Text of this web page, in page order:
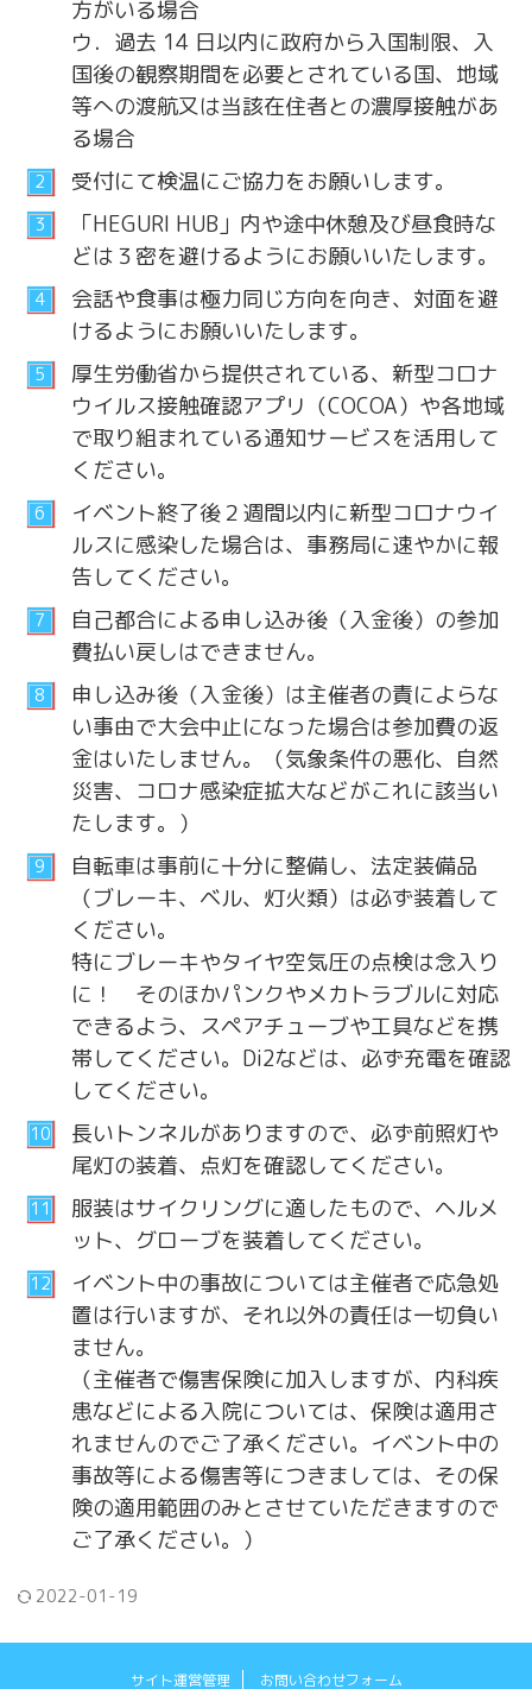
方がいる場合
ウ．過去 14 日以内に政府から入国制限、入
国後の観察期間を必要とされている国、地域
等への渡航又は当該在住者との濃厚接触があ
る場合
受付にて検温にご協力をお願いします。
「HEGURI HUB」内や途中休憩及び昼食時な
どは３密を避けるようにお願いいたします。
会話や食事は極力同じ方向を向き、対面を避
けるようにお願いいたします。
厚生労働省から提供されている、新型コロナ
ウイルス接触確認アプリ（COCOA）や各地域
で取り組まれている通知サービスを活用して
ください。
イベント終了後２週間以内に新型コロナウイ
ルスに感染した場合は、事務局に速やかに報
告してください。
自己都合による申し込み後（入金後）の参加
費払い戻しはできません。
申し込み後（入金後）は主催者の責によらな
い事由で大会中止になった場合は参加費の返
金はいたしません。（気象条件の悪化、自然
災害、コロナ感染症拡大などがこれに該当い
たします。）
自転車は事前に十分に整備し、法定装備品
（ブレーキ、ベル、灯火類）は必ず装着して
ください。
特にブレーキやタイヤ空気圧の点検は念入り
に！ そのほかパンクやメカトラブルに対応
できるよう、スペアチューブや工具などを携
帯してください。Di2などは、必ず充電を確認
してください。
長いトンネルがありますので、必ず前照灯や
尾灯の装着、点灯を確認してください。
服装はサイクリングに適したもので、ヘルメ
ット、グローブを装着してください。
イベント中の事故については主催者で応急処
置は行いますが、それ以外の責任は一切負い
ません。
（主催者で傷害保険に加入しますが、内科疾
患などによる入院については、保険は適用さ
れませんのでご了承ください。イベント中の
事故等による傷害等につきましては、その保
険の適用範囲のみとさせていただきますので
ご了承ください。）
2022-01-19
サイト運営管理 お問い合わせフォーム